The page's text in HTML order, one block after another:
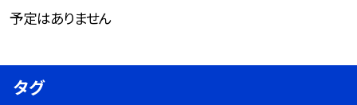
予定はありません
タグ